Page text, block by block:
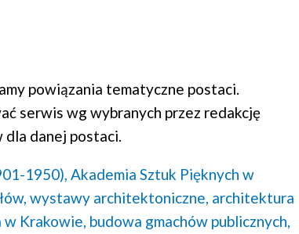
powiązania tematyczne postaci.
serwis wg wybranych przez redakcję
danej postaci.
1950), Akademia Sztuk Pięknych w
wystawy architektoniczne, architektura
Krakowie, budowa gmachów publicznych,